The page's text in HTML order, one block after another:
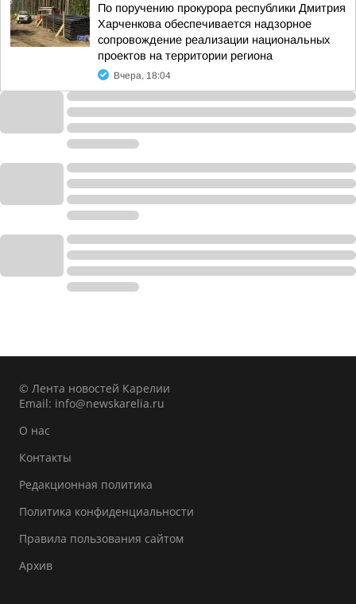
По поручению прокурора республики Дмитрия
Харченкова обеспечивается надзорное
сопровождение реализации национальных
проектов на территории региона
Вчера, 18:04
© Лента новостей Карелии
Email: info@newskarelia.ru
О нас
Контакты
Редакционная политика
Политика конфиденциальности
Правила пользования сайтом
Архив